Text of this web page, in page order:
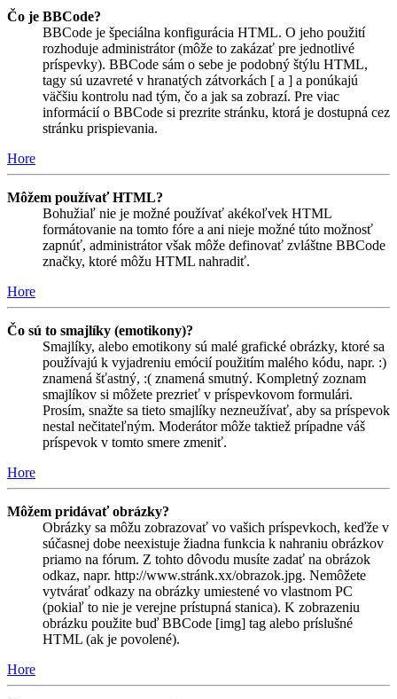
Čo je BBCode?
BBCode je špeciálna konfigurácia HTML. O jeho použití
rozhoduje administrátor (môže to zakázať pre jednotlivé
príspevky). BBCode sám o sebe je podobný štýlu HTML,
tagy sú uzavreté v hranatých zátvorkách [ a ] a ponúkajú
väčšiu kontrolu nad tým, čo a jak sa zobrazí. Pre viac
informácií o BBCode si prezrite stránku, ktorá je dostupná cez
stránku prispievania.
Hore
Môžem používať HTML?
Bohužiaľ nie je možné používať akékoľvek HTML
formátovanie na tomto fóre a ani nieje možné túto možnosť
zapnúť, administrátor však môže definovať zvláštne BBCode
značky, ktoré môžu HTML nahradiť.
Hore
Čo sú to smajlíky (emotikony)?
Smajlíky, alebo emotikony sú malé grafické obrázky, ktoré sa
používajú k vyjadreniu emócií použitím malého kódu, napr. :)
znamená šťastný, :( znamená smutný. Kompletný zoznam
smajlíkov si môžete prezrieť v príspevkovom formulári.
Prosím, snažte sa tieto smajlíky nezneužívať, aby sa príspevok
nestal nečitateľným. Moderátor môže taktiež prípadne váš
príspevok v tomto smere zmeniť.
Hore
Môžem pridávať obrázky?
Obrázky sa môžu zobrazovať vo vašich príspevkoch, keďže v
súčasnej dobe neexistuje žiadna funkcia k nahraniu obrázkov
priamo na fórum. Z tohto dôvodu musíte zadať na obrázok
odkaz, napr. http://www.stránk.xx/obrazok.jpg. Nemôžete
vytvárať odkazy na obrázky umiestené vo vlastnom PC
(pokiaľ to nie je verejne prístupná stanica). K zobrazeniu
obrázku použite buď BBCode [img] tag alebo príslušné
HTML (ak je povolené).
Hore